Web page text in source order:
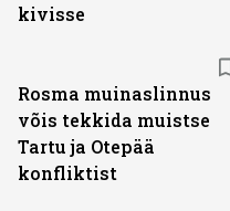
kivisse
Rosma muinaslinnus
võis tekkida muistse
Tartu ja Otepää
konfliktist